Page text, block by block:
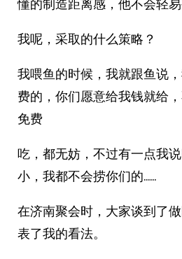
懂的制造距离感，他不会轻易
我呢，采取的什么策略？
我喂鱼的时候，我就跟鱼说
费的，你们愿意给我钱就给
免费
吃，都无妨，不过有一点我
小，我都不会捞你们的……
在济南聚会时，大家谈到了
表了我的看法。